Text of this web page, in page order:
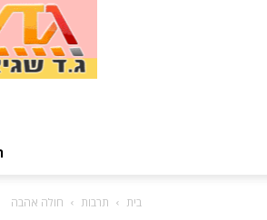
בית תרבות חולה אהבה